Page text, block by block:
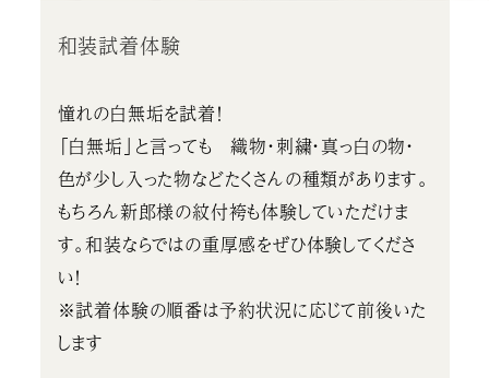
和装試着体験
憧れの白無垢を試着！
「白無垢」と言っても 織物・刺繍・真っ白の物・
色が少し入った物などたくさんの種類があります。
もちろん新郎様の紋付袴も体験していただけま
す。和装ならではの重厚感をぜひ体験してくださ
い！
※試着体験の順番は予約状況に応じて前後いた
します